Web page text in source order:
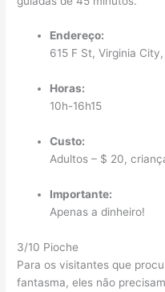
Endereço:
615 F St, Virginia
Horas:
10h-16h15
Custo:
Adultos – $ 20,
Importante:
Apenas a dinheiro!
3/10 Pioche
Para os visitantes que
fantasma, eles não